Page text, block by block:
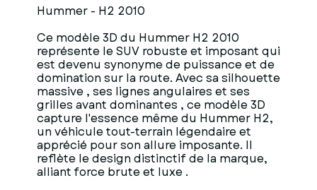
Hummer - H2 2010
Ce modèle 3D du Hummer H2 2010
représente le SUV robuste et imposant qui
est devenu synonyme de puissance et de
domination sur la route. Avec sa silhouette
massive , ses lignes angulaires et ses
grilles avant dominantes , ce modèle 3D
capture l'essence même du Hummer H2,
un véhicule tout-terrain légendaire et
apprécié pour son allure imposante. Il
reflète le design distinctif de la marque,
alliant force brute et luxe .